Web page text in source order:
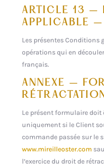
ARTICLE 13 –
APPLICABLE –
Les présentes Conditions
opérations qui en
français.
ANNEXE –
Le présent formulaire doit
uniquement si le Client
commande passée sur le
www.mireilleoster.com
l’exercice du droit de